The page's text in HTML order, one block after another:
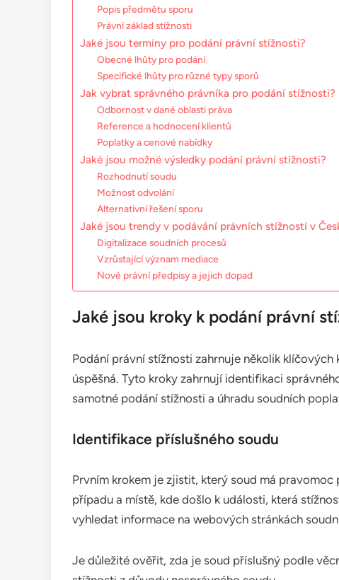
Popis předmětu sporu
Právní základ stížnosti
Jaké jsou termíny pro podání právní stížnosti?
Obecné lhůty pro podání
Specifické lhůty pro různé typy sporů
Jak vybrat správného právníka pro podání stížnosti?
Odbornost v dané oblasti práva
Reference a hodnocení klientů
Poplatky a cenové nabídky
Jaké jsou možné výsledky podání právní stížnosti?
Rozhodnutí soudu
Možnost odvolání
Alternativní řešení sporu
Jaké jsou trendy v podávání právních stížností v
Digitalizace soudních procesů
Vzrůstající význam mediace
Nové právní předpisy a jejich dopad
Jaké jsou kroky k podání právní
Podání právní stížnosti zahrnuje několik
úspěšná. Tyto kroky zahrnují identifikaci
samotné podání stížnosti a úhradu soudních
Identifikace příslušného soudu
Prvním krokem je zjistit, který soud má
případu a místě, kde došlo k události, která
vyhledat informace na webových stránkách
Je důležité ověřit, zda je soud příslušný podle